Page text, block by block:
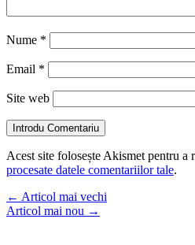
Nume *
Email *
Site web
Introdu Comentariu
Acest site folosește Akismet pentru a
procesate datele comentariilor tale.
← Articol mai vechi
Articol mai nou →